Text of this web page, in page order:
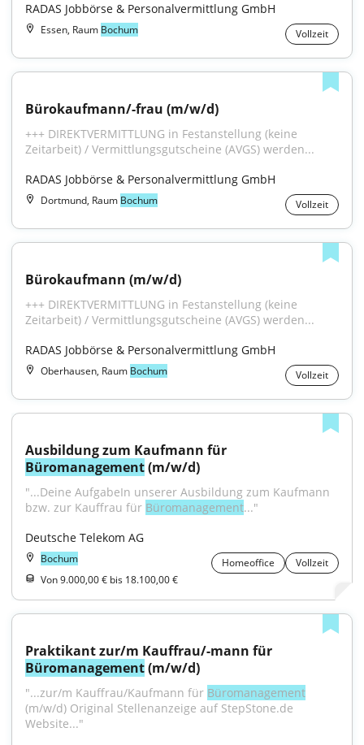
RADAS Jobbörse & Personalvermittlung GmbH
Essen, Raum Bochum Vollzeit
Bürokaufmann/-frau (m/w/d)
+++ DIREKTVERMITTLUNG in Festanstellung (keine
Zeitarbeit) / Vermittlungsgutscheine (AVGS) werden...
RADAS Jobbörse & Personalvermittlung GmbH
Dortmund, Raum Bochum Vollzeit
Bürokaufmann (m/w/d)
+++ DIREKTVERMITTLUNG in Festanstellung (keine
Zeitarbeit) / Vermittlungsgutscheine (AVGS) werden...
RADAS Jobbörse & Personalvermittlung GmbH
Oberhausen, Raum Bochum Vollzeit
Büromanagement (m/w/d)
"...Deine AufgabeIn unserer Ausbildung zum Kaufmann
bzw. zur Kauffrau für Büromanagement..."
Deutsche Telekom AG
Bochum Homeoffice
Vollzeit
Von 9.000,00 € bis 18.100,00 €
Büromanagement (m/w/d)
"...zur/m Kauffrau/Kaufmann für Büromanagement
(m/w/d) Original Stellenanzeige auf StepStone.de
Website..."